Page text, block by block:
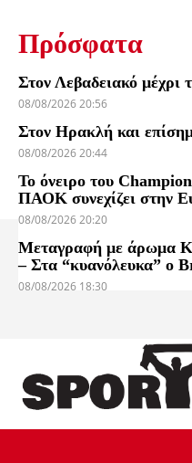
Πρόσφατα
Στον Λεβαδειακό μέχρι
08/08/2026 20:56
Στον Ηρακλή και
08/08/2026 20:44
Το όνειρο του
ΠΑΟΚ συνεχίζει στην
08/08/2026 20:20
Μεταγραφή με άρωμα
– Στα “κυανόλευκα” ο
08/08/2026 18:30